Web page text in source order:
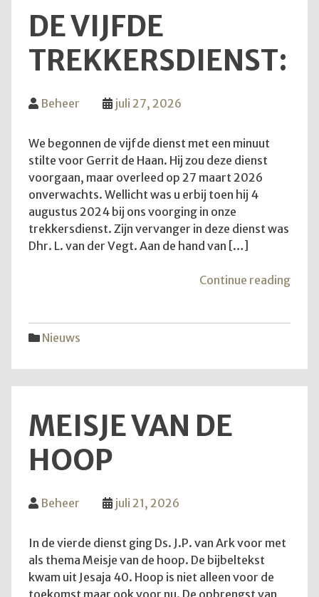
DE VIJFDE
TREKKERSDIENST:
Beheer juli 27, 2026
We begonnen de vijfde dienst met een minuut
stilte voor Gerrit de Haan. Hij zou deze dienst
voorgaan, maar overleed op 27 maart 2026
onverwachts. Wellicht was u erbij toen hij 4
augustus 2024 bij ons voorging in onze
trekkersdienst. Zijn vervanger in deze dienst was
Dhr. L. van der Vegt. Aan de hand van […]
Continue reading"De
Nieuws
MEISJE VAN DE
HOOP
Beheer juli 21, 2026
In de vierde dienst ging Ds. J.P. van Ark voor met
als thema Meisje van de hoop. De bijbeltekst
kwam uit Jesaja 40. Hoop is niet alleen voor de